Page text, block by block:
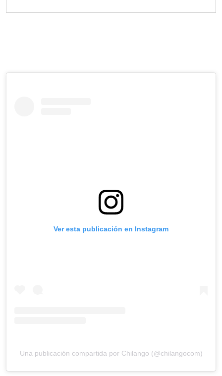
Ver esta publicación en Instagram
Una publicación compartida por Chilango (@chilangocom)